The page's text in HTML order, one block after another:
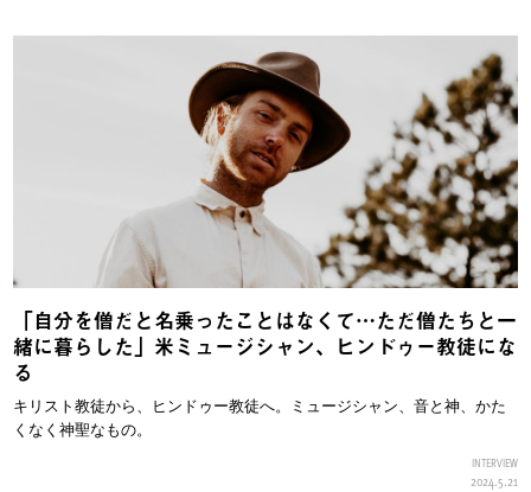
「自分を僧だと名乗ったことはなくて…ただ僧たちと一
緒に暮らした」米ミュージシャン、ヒンドゥー教徒にな
る
キリスト教徒から、ヒンドゥー教徒へ。ミュージシャン、音と神、かた
くなく神聖なもの。
INTERVIEW
2024.5.21